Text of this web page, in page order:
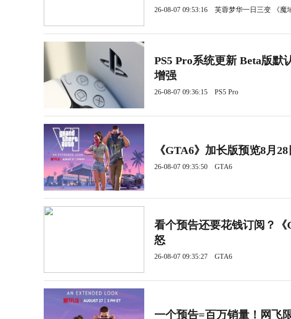
26-08-07 09:53:16 芙蓉梦华一日三变 《魔
PS5 Pro系统更新 Beta版默
增强
26-08-07 09:36:15 PS5 Pro
《GTA6》加长版预览8月
26-08-07 09:35:50 GTA6
看个预告还要花钱订阅？
怒
26-08-07 09:35:27 GTA6
一个预告=百万销量！网飞